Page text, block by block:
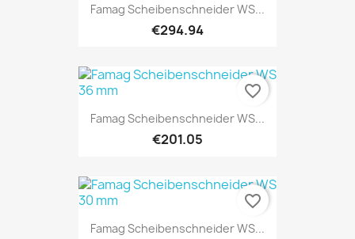
Famag Scheibenschneider WS...
€294.94
Famag Scheibenschneider WS...
€201.05
favorite_border
Famag Scheibenschneider WS...
favorite_border